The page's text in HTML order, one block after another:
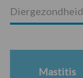
Diergezondheid
Mastitis